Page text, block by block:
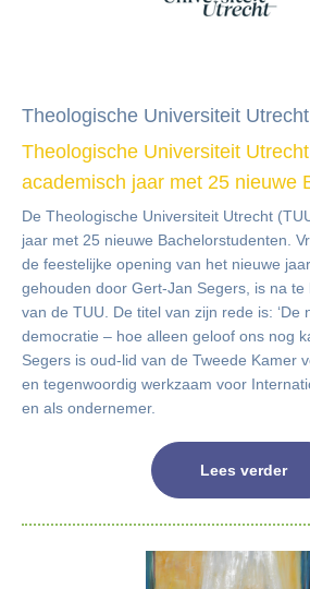
Theologische Universiteit Utrecht
Theologische Universiteit
academisch jaar met 25 nieuwe
De Theologische Universiteit Utrecht
jaar met 25 nieuwe Bachelorstudenten.
de feestelijke opening van het nieuwe
gehouden door Gert-Jan Segers, is na te
van de TUU. De titel van zijn rede is: ‘De
democratie – hoe alleen geloof ons nog
Segers is oud-lid van de Tweede Kamer
en tegenwoordig werkzaam voor
en als ondernemer.
Lees verder